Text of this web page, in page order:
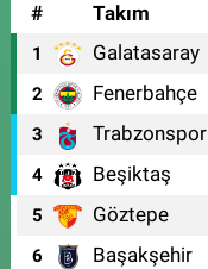
#
Takım
1 Galatasaray
2 Fenerbahçe
3 Trabzonspor
4 Beşiktaş
5 Göztepe
6 Başakşehir